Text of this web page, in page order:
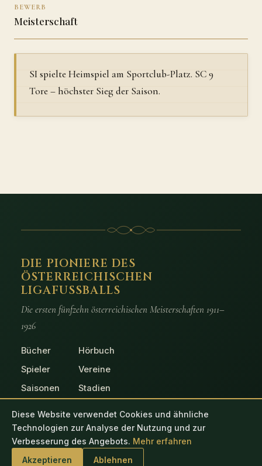
BEWERB
Meisterschaft
SI spielte Heimspiel am Sportclub-Platz. SC 9
Tore – höchster Sieg der Saison.
DIE PIONIERE DES
ÖSTERREICHISCHEN
LIGAFUSSBALLS
Die ersten fünfzehn österreichischen Meisterschaften 1911–
1926
Bücher
Hörbuch
Spieler
Vereine
Saisonen
Stadien
© 2026 Die Pioniere des österreichischen Ligafussballs
Impressum
Diese Website verwendet Cookies und ähnliche
Technologien zur Analyse der Nutzung und zur
Verbesserung des Angebots. Mehr erfahren
Akzeptieren
Ablehnen